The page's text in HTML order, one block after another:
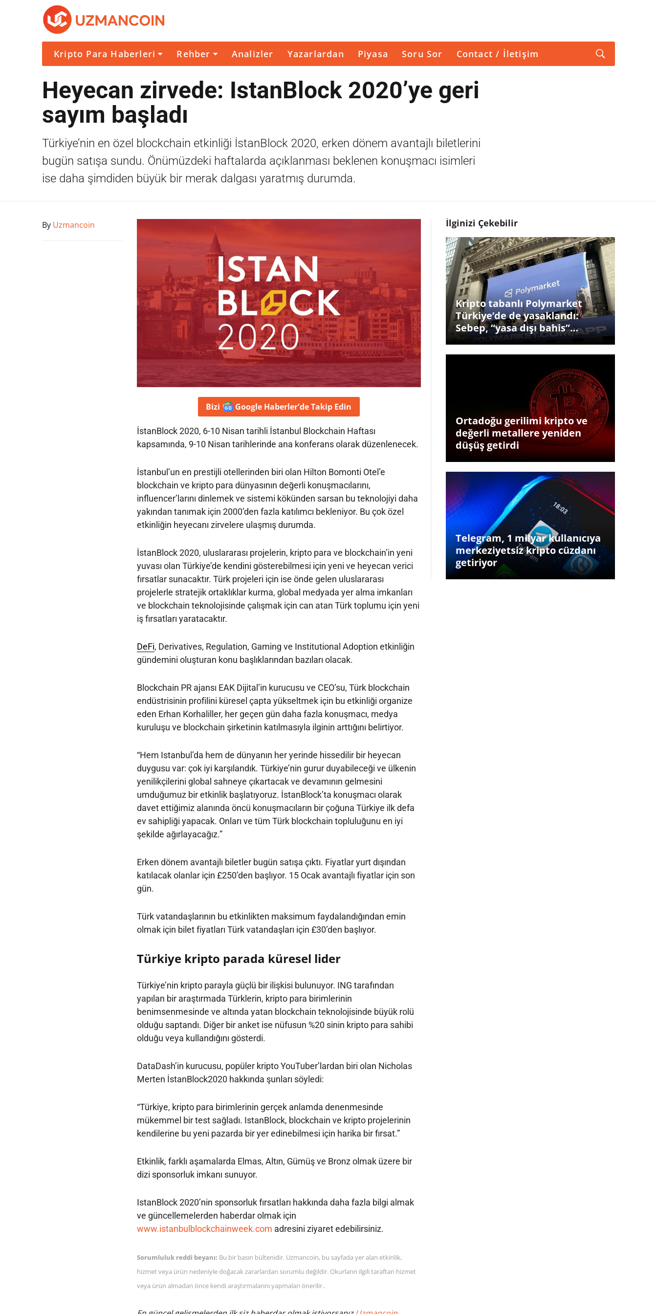
Kripto Para Haberleri Rehber Analizler Yazarlardan Piyasa Soru Sor Contact / İletişim
Heyecan zirvede: IstanBlock 2020’ye geri
sayım başladı
Türkiye’nin en özel blockchain etkinliği İstanBlock 2020, erken dönem avantajlı biletlerini
bugün satışa sundu. Önümüzdeki haftalarda açıklanması beklenen konuşmacı isimleri
ise daha şimdiden büyük bir merak dalgası yaratmış durumda.
By Uzmancoin
Bizi Google Haberler'deTakip Edin
İstanBlock 2020, 6-10 Nisan tarihli İstanbul Blockchain Haftası
kapsamında, 9-10 Nisan tarihlerinde ana konferans olarak düzenlenecek.
İstanbul’un en prestijli otellerinden biri olan Hilton Bomonti Otel’e
blockchain ve kripto para dünyasının değerli konuşmacılarını,
influencer’larını dinlemek ve sistemi kökünden sarsan bu teknolojiyi daha
yakından tanımak için 2000’den fazla katılımcı bekleniyor. Bu çok özel
etkinliğin heyecanı zirvelere ulaşmış durumda.
İstanBlock 2020, uluslararası projelerin, kripto para ve blockchain’in yeni
yuvası olan Türkiye’de kendini gösterebilmesi için yeni ve heyecan verici
fırsatlar sunacaktır. Türk projeleri için ise önde gelen uluslararası
projelerle stratejik ortaklıklar kurma, global medyada yer alma imkanları
ve blockchain teknolojisinde çalışmak için can atan Türk toplumu için yeni
iş fırsatları yaratacaktır.
DeFi, Derivatives, Regulation, Gaming ve Institutional Adoption etkinliğin
gündemini oluşturan konu başlıklarından bazıları olacak.
Blockchain PR ajansı EAK Dijital’in kurucusu ve CEO’su, Türk blockchain
endüstrisinin profilini küresel çapta yükseltmek için bu etkinliği organize
eden Erhan Korhaliller, her geçen gün daha fazla konuşmacı, medya
kuruluşu ve blockchain şirketinin katılmasıyla ilginin arttığını belirtiyor.
“Hem Istanbul’da hem de dünyanın her yerinde hissedilir bir heyecan
duygusu var: çok iyi karşılandık. Türkiye’nin gurur duyabileceği ve ülkenin
yenilikçilerini global sahneye çıkartacak ve devamının gelmesini
umduğumuz bir etkinlik başlatıyoruz. İstanBlock’ta konuşmacı olarak
davet ettiğimiz alanında öncü konuşmacıların bir çoğuna Türkiye ilk defa
ev sahipliği yapacak. Onları ve tüm Türk blockchain topluluğunu en iyi
şekilde ağırlayacağız.”
Erken dönem avantajlı biletler bugün satışa çıktı. Fiyatlar yurt dışından
katılacak olanlar için £250’den başlıyor. 15 Ocak avantajlı fiyatlar için son
gün.
Türk vatandaşlarının bu etkinlikten maksimum faydalandığından emin
olmak için bilet fiyatları Türk vatandaşları için £30’den başlıyor.
Türkiye kripto parada küresel lider
Türkiye’nin kripto parayla güçlü bir ilişkisi bulunuyor. ING tarafından
yapılan bir araştırmada Türklerin, kripto para birimlerinin
benimsenmesinde ve altında yatan blockchain teknolojisinde büyük rolü
olduğu saptandı. Diğer bir anket ise nüfusun %20 sinin kripto para sahibi
olduğu veya kullandığını gösterdi.
DataDash’in kurucusu, popüler kripto YouTuber’lardan biri olan Nicholas
Merten İstanBlock2020 hakkında şunları söyledi:
“Türkiye, kripto para birimlerinin gerçek anlamda denenmesinde
mükemmel bir test sağladı. IstanBlock, blockchain ve kripto projelerinin
kendilerine bu yeni pazarda bir yer edinebilmesi için harika bir fırsat.”
Etkinlik, farklı aşamalarda Elmas, Altın, Gümüş ve Bronz olmak üzere bir
dizi sponsorluk imkanı sunuyor.
IstanBlock 2020’nin sponsorluk fırsatları hakkında daha fazla bilgi almak
ve güncellemelerden haberdar olmak için
www.istanbulblockchainweek.com adresini ziyaret edebilirsiniz.
Sorumluluk reddi beyanı: Bu bir basın bültenidir. Uzmancoin, bu sayfada yer alan etkinlik,
hizmet veya ürün nedeniyle doğacak zararlardan sorumlu değildir. Okurların ilgili taraftan hizmet
veya ürün almadan önce kendi araştırmalarını yapmaları önerilir..
İlginizi Çekebilir
Kripto tabanlı Polymarket
Türkiye’de de yasaklandı:
Sebep, “yasa dışı bahis”…
Ortadoğu gerilimi kripto ve
değerli metallere yeniden
düşüş getirdi
Telegram, 1 milyar kullanıcıya
merkeziyetsiz kripto cüzdanı
getiriyor